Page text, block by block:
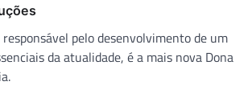
pelo desenvolvimento de um
da atualidade, é a mais nova Dona